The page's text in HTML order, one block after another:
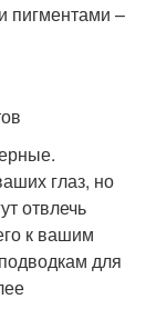
пигментами –
глаз, но
отвлечь
к вашим
для